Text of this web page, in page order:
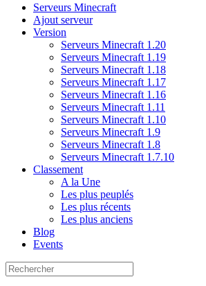
Serveurs Minecraft
Ajout serveur
Version
Serveurs Minecraft 1.20
Serveurs Minecraft 1.19
Serveurs Minecraft 1.18
Serveurs Minecraft 1.17
Serveurs Minecraft 1.16
Serveurs Minecraft 1.11
Serveurs Minecraft 1.10
Serveurs Minecraft 1.9
Serveurs Minecraft 1.8
Serveurs Minecraft 1.7.10
Classement
A la Une
Les plus peuplés
Les plus récents
Les plus anciens
Blog
Events